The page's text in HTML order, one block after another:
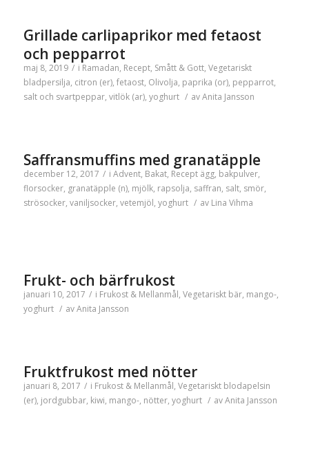
Grillade carlipaprikor med fetaost
och pepparrot
maj 8, 2019 / i Ramadan, Recept, Smått & Gott, Vegetariskt
bladpersilja, citron (er), fetaost, Olivolja, paprika (or), pepparrot,
salt och svartpeppar, vitlök (ar), yoghurt / avAnita Jansson
Saffransmuffins med granatäpple
december 12, 2017 / i Advent, Bakat, Recept ägg, bakpulver,
florsocker, granatäpple (n), mjölk, rapsolja, saffran, salt, smör,
strösocker, vaniljsocker, vetemjöl, yoghurt / av Lina Vihma
Frukt- och bärfrukost
januari 10, 2017 / i Frukost & Mellanmål, Vegetariskt bär, mango-,
yoghurt / avAnita Jansson
Fruktfrukost med nötter
januari 8, 2017 / i Frukost & Mellanmål, Vegetariskt blodapelsin
(er), jordgubbar, kiwi, mango-, nötter, yoghurt / avAnita Jansson